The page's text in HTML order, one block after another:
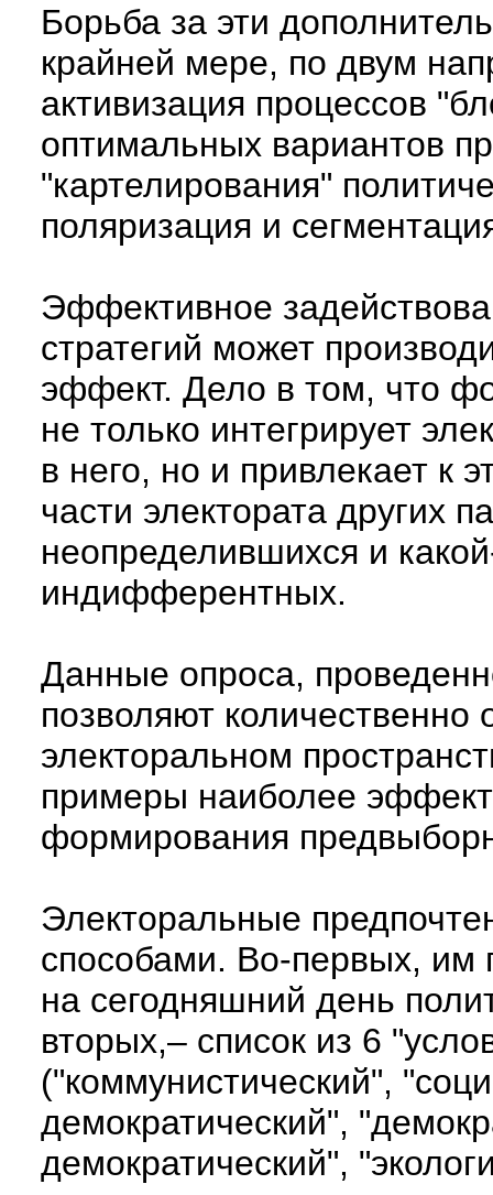
Борьба за эти
крайней мере, по двум
активизация процессов
оптимальных вариантов
"картелирования"
поляризация и
Эффективное
стратегий может
эффект. Дело в том, что
не только интегрирует
в него, но и привлекает к
части электората других
неопределившихся и
индифферентных.
Данные опроса,
позволяют
электоральном
примеры наиболее
формирования
Электоральные
способами. Во-первых, им
на сегодняшний день
вторых,– список из 6
("коммунистический",
демократический",
демократический",